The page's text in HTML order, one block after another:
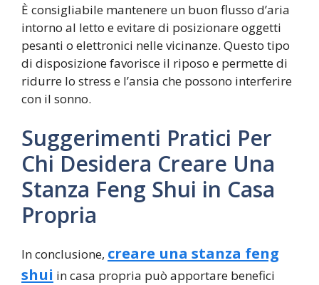
È consigliabile mantenere un buon flusso d’aria
intorno al letto e evitare di posizionare oggetti
pesanti o elettronici nelle vicinanze. Questo tipo
di disposizione favorisce il riposo e permette di
ridurre lo stress e l’ansia che possono interferire
con il sonno.
Suggerimenti Pratici Per
Chi Desidera Creare Una
Stanza Feng Shui in Casa
Propria
In conclusione, creare una stanza feng
shui in casa propria può apportare benefici